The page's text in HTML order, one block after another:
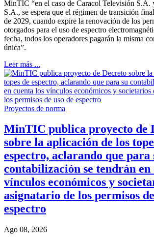
MinTIC “en el caso de Caracol Televisión S.A.
S.A., se espera que el régimen de transición
de 2029, cuando expire la renovación de los
otorgados para el uso de espectro
fecha, todos los operadores pagarán la misma
única”.
Leer más ...
Proyectos de norma
MinTIC publica proyecto de
sobre la aplicación de los
espectro, aclarando que para
contabilización se tendrán en
vínculos económicos y
asignatario de los permisos
espectro
Ago 08, 2026